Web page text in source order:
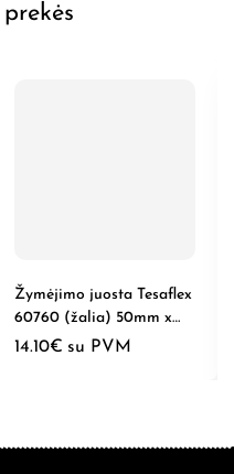
Žymėjimo juosta Tesaflex
60760 (žalia) 50mm x
33m
14.10€ su PVM